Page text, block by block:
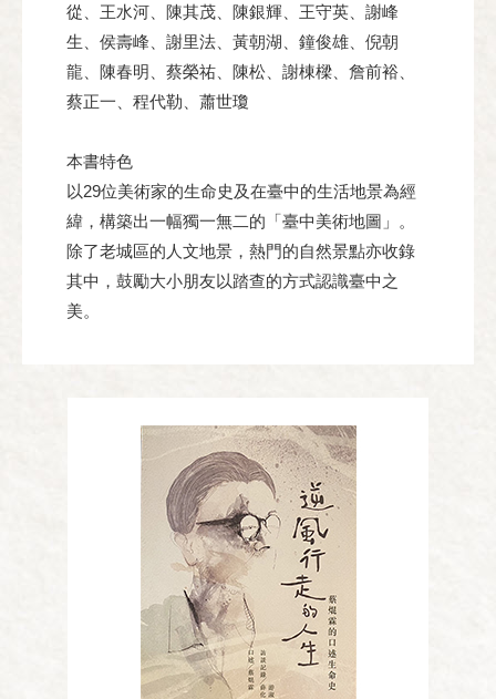
從、王水河、陳其茂、陳銀輝、王守英、謝峰
生、侯壽峰、謝里法、黃朝湖、鐘俊雄、倪朝
龍、陳春明、蔡榮祐、陳松、謝棟樑、詹前裕、
蔡正一、程代勒、蕭世瓊
本書特色
以29位美術家的生命史及在臺中的生活地景為經
緯，構築出一幅獨一無二的「臺中美術地圖」。
除了老城區的人文地景，熱門的自然景點亦收錄
其中，鼓勵大小朋友以踏查的方式認識臺中之
美。